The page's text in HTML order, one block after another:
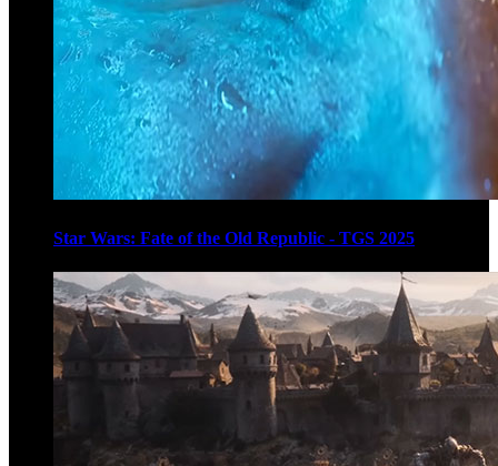
Star Wars: Fate of the Old Republic - TGS 2025